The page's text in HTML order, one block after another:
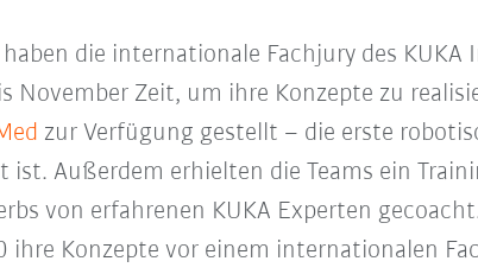
die internationale Fachjury des
November Zeit, um ihre Konzepte zu
zur Verfügung gestellt – die erste
Außerdem erhielten die Teams ein
von erfahrenen KUKA Experten
ihre Konzepte vor einem internationalen